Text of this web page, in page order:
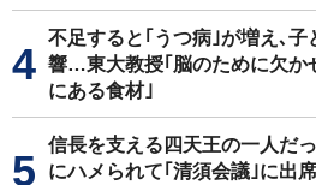
不足すると｢うつ病｣が増え､子
響…東大教授｢脳のために欠か
にある食材｣
信長を支える四天王の一人だ
にハメられて｢清須会議｣に出